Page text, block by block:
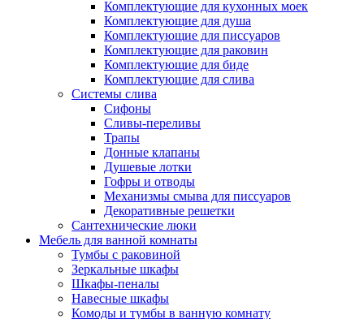
Комплектующие для кухонных моек
Комплектующие для душа
Комплектующие для писсуаров
Комплектующие для раковин
Комплектующие для биде
Комплектующие для слива
Системы слива
Сифоны
Сливы-переливы
Трапы
Донные клапаны
Душевые лотки
Гофры и отводы
Механизмы смыва для писсуаров
Декоративные решетки
Сантехнические люки
Мебель для ванной комнаты
Тумбы с раковиной
Зеркальные шкафы
Шкафы-пеналы
Навесные шкафы
Комоды и тумбы в ванную комнату